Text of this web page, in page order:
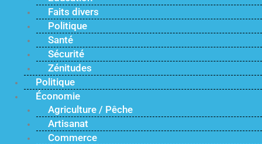
Faits divers
Politique
Santé
Sécurité
Zénitudes
Politique
Économie
Agriculture / Pêche
Artisanat
Commerce